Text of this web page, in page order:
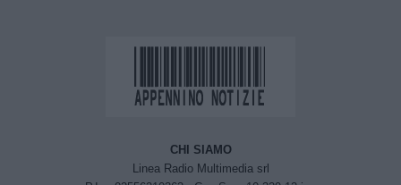
CHI SIAMO
Linea Radio Multimedia srl